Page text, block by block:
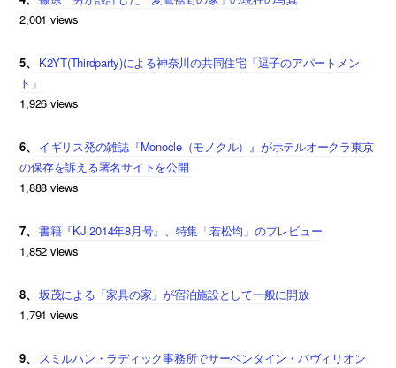
2,001 views
5、
K2YT(Thirdparty)による神奈川の共同住宅「逗子のアパートメン
ト」
1,926 views
6、
イギリス発の雑誌『Monocle（モノクル）』がホテルオークラ東京
の保存を訴える署名サイトを公開
1,888 views
7、 書籍『KJ 2014年8月号』、特集「若松均」のプレビュー
1,852 views
8、 坂茂による「家具の家」が宿泊施設として一般に開放
1,791 views
9、
スミルハン・ラディック事務所でサーペンタイン・パヴィリオン